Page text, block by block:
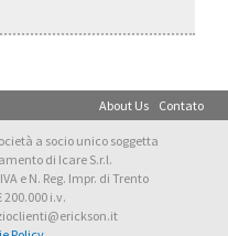
About Us Contato
a socio unico soggetta
di Icare S.r.l.
e N. Reg. Impr. di Trento
200.000 i.v.